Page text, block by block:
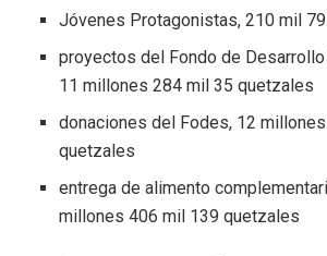
Jóvenes Protagonistas, 210 mil
proyectos del Fondo de
11 millones 284 mil 35 quetzales
donaciones del Fodes, 12
quetzales
entrega de alimento
millones 406 mil 139 quetzales